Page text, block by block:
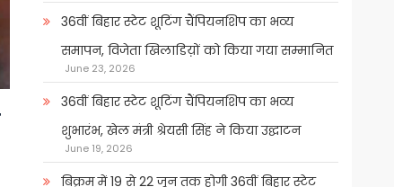
36वीं बिहार स्टेट शूटिंग चैंपियनशिप का भव्य
समापन, विजेता खिलाडिय़ों को किया गया सम्मानित
June 23, 2026
36वीं बिहार स्टेट शूटिंग चैंपियनशिप का भव्य
शुभारंभ, खेल मंत्री श्रेयसी सिंह ने किया उद्घाटन
June 19, 2026
बिक्रम में 19 से 22 जून तक होगी 36वीं बिहार स्टेट